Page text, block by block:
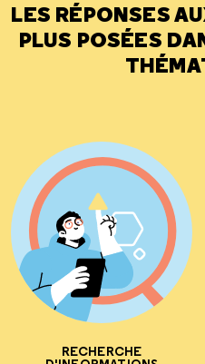
LES RÉPONSES
PLUS POSÉES
RECHERCHE